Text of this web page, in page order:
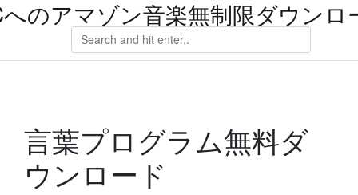
のアマゾン音楽無制限ダウンロ
言葉プログラム無料ダ
ウンロード